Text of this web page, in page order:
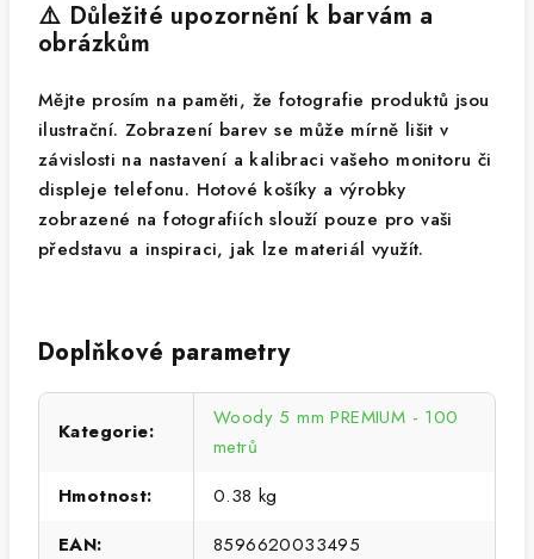
⚠️ Důležité upozornění k barvám a
obrázkům
Mějte prosím na paměti, že fotografie produktů jsou
ilustrační. Zobrazení barev se může mírně lišit v
závislosti na nastavení a kalibraci vašeho monitoru či
displeje telefonu. Hotové košíky a výrobky
zobrazené na fotografiích slouží pouze pro vaši
představu a inspiraci, jak lze materiál využít.
Doplňkové parametry
Kategorie:
Woody 5 mm PREMIUM - 100
metrů
Hmotnost:
0.38 kg
EAN:
8596620033495